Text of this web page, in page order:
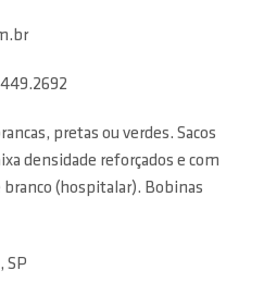
pretas ou verdes. Sacos
densidade reforçados e com
branco (hospitalar). Bobinas
SP